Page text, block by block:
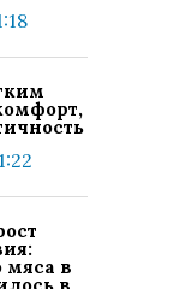
мяса в